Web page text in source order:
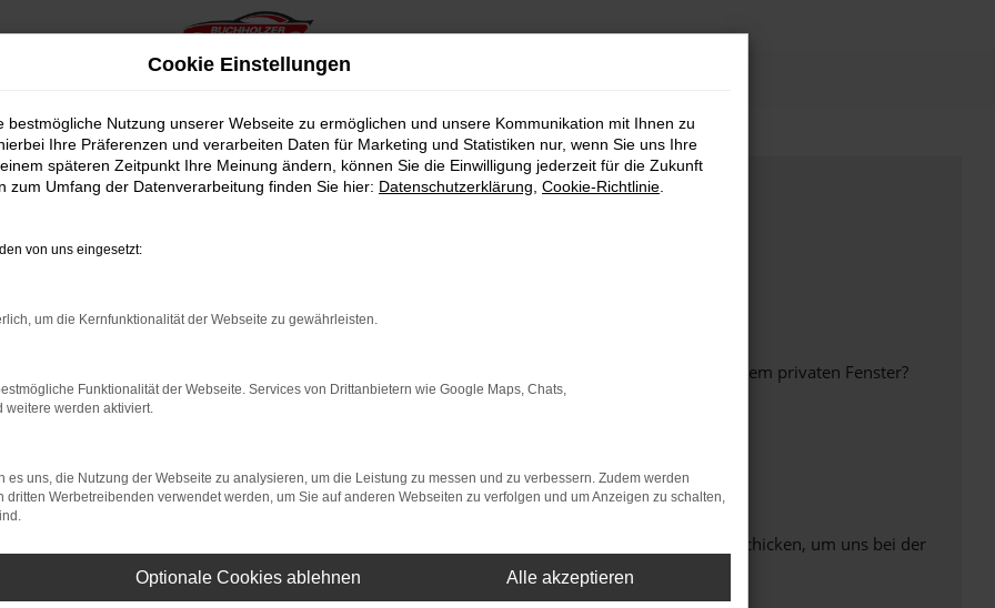
bestimmter Seiten verhindern. Funktioniert die Seite in einem anderen Browser oder in einem privaten Fenster?
beheben.
auf dem neuesten Stand sind.
kann auch dazu führen, dass bestimmte Funktionen nicht mehr unterstützt werden.
uns bitte. Wir werden versuchen, das Problem zu beheben. Du kannst uns diesen Text schicken, um uns bei der
Cookie Einstellungen
bestmögliche Nutzung unserer Webseite zu ermöglichen und unsere Kommunikation mit Ihnen zu
Ihre Präferenzen und verarbeiten Daten für Marketing und Statistiken nur, wenn Sie uns Ihre
späteren Zeitpunkt Ihre Meinung ändern, können Sie die Einwilligung jederzeit für die Zukunft
zum Umfang der Datenverarbeitung finden Sie hier: Datenschutzerklärung Cookie-Richtlinie
von uns eingesetzt:
um die Kernfunktionalität der Webseite zu gewährleisten.
Funktionalität der Webseite. Services von Drittanbietern wie Google Maps, Chats,
weitere werden aktiviert.
es uns, die Nutzung der Webseite zu analysieren, um die Leistung zu messen und zu verbessern. Zudem werden
dritten Werbetreibenden verwendet werden, um Sie auf anderen Webseiten zu verfolgen und um Anzeigen zu schalten,
Optionale Cookies ablehnen Alle akzeptieren